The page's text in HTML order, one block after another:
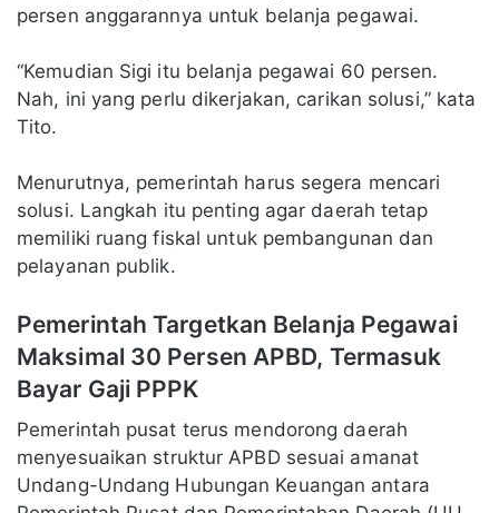
persen anggarannya untuk belanja pegawai.
“Kemudian Sigi itu belanja pegawai 60 persen.
Nah, ini yang perlu dikerjakan, carikan solusi,” kata
Tito.
Menurutnya, pemerintah harus segera mencari
solusi. Langkah itu penting agar daerah tetap
memiliki ruang fiskal untuk pembangunan dan
pelayanan publik.
Pemerintah Targetkan Belanja Pegawai
Maksimal 30 Persen APBD, Termasuk
Bayar Gaji PPPK
Pemerintah pusat terus mendorong daerah
menyesuaikan struktur APBD sesuai amanat
Undang-Undang Hubungan Keuangan antara